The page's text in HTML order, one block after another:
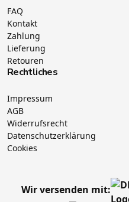
FAQ
Kontakt
Zahlung
Lieferung
Retouren
Rechtliches
Impressum
AGB
Widerrufsrecht
Datenschutzerklärung
Cookies
Wir versenden mit: